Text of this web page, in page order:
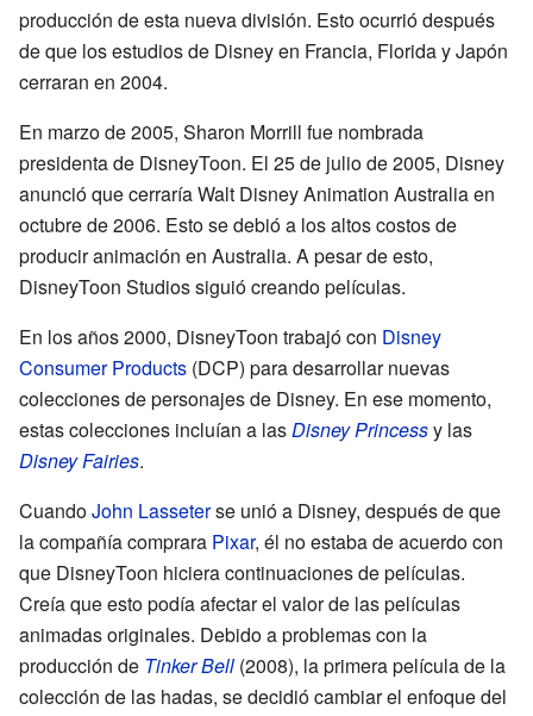
producción de esta nueva división. Esto ocurrió después
de que los estudios de Disney en Francia, Florida y Japón
cerraran en 2004.
En marzo de 2005, Sharon Morrill fue nombrada
presidenta de DisneyToon. El 25 de julio de 2005, Disney
anunció que cerraría Walt Disney Animation Australia en
octubre de 2006. Esto se debió a los altos costos de
producir animación en Australia. A pesar de esto,
DisneyToon Studios siguió creando películas.
En los años 2000, DisneyToon trabajó con Disney
Consumer Products (DCP) para desarrollar nuevas
colecciones de personajes de Disney. En ese momento,
estas colecciones incluían a lasDisney Princessy las
Disney Fairies.
CuandoJohn Lasseterse unió a Disney, después de que
la compañía comprara Pixar, él no estaba de acuerdo con
que DisneyToon hiciera continuaciones de películas.
Creía que esto podía afectar el valor de las películas
animadas originales. Debido a problemas con la
producción de Tinker Bell (2008), la primera película de la
colección de las hadas, se decidió cambiar el enfoque del